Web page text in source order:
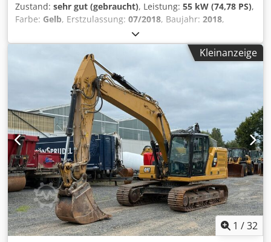
Zustand: sehr gut (gebraucht), Leistung: 55 kW (74,78 PS),
Farbe: Gelb, Erstzulassung: 07/2018, Baujahr: 2018,
, Ausstattung:
Kabine, Modelljahr: 2018 Zylinderzahl: 3 Leergewicht:
6.460 kg Anzahl der Ventile: 3 CE-Kennzeichnung: ja
Technischer Zustand: sehr gut Optischer Zustand: sehr gut
Preis: Auf Anfrage Chodpfxoy A Tn He Angoa
Seriennummer: CAT0908MAH8803391 = Weitere Optionen
und Zubehör = - 3. Ventil - Geschlossene Kabine -
Zentralschmierung
Kleinanzeige
1 /32